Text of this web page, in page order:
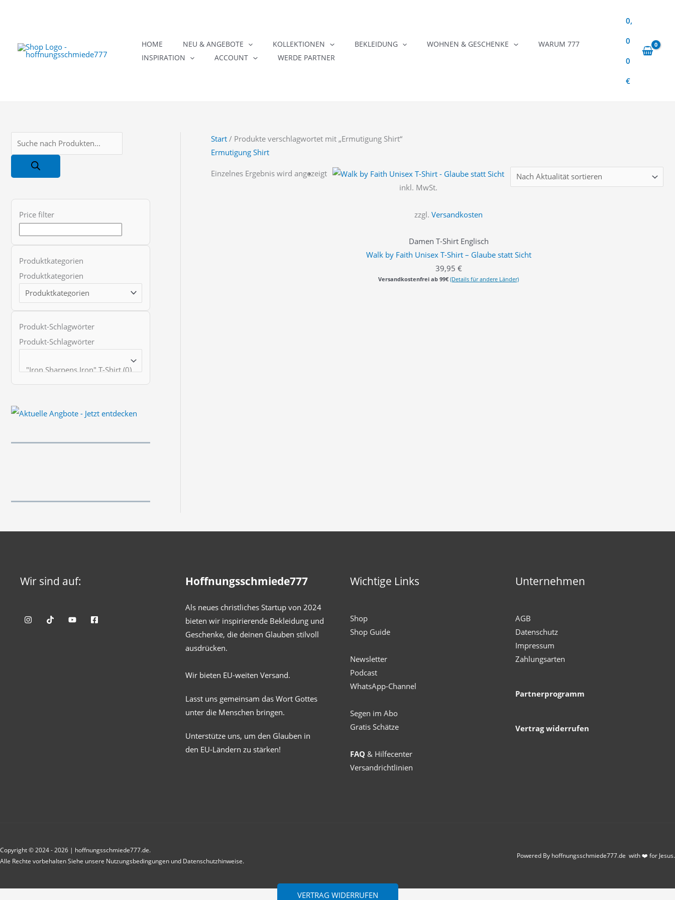
HOME NEU & ANGEBOTE KOLLEKTIONEN BEKLEIDUNG WOHNEN & GESCHENKE
WARUM 777
INSPIRATION
ACCOUNT WERDE PARTNER
0,
0
0
€
r
u
s
Price filter
Produktkategorien
Produktkategorien
Produkt-Schlagwörter
Produkt-Schlagwörter
Start / Produkte verschlagwortet mit „Ermutigung Shirt“
Ermutigung Shirt
Einzelnes Ergebnis wird angezeigt
inkl. MwSt.
zzgl. Versandkosten
Damen T-Shirt Englisch
Walk by Faith Unisex T-Shirt – Glaube statt Sicht
39,95 €
Versandkostenfrei ab 99€ (Details für andere Länder)
Wir sind auf: Hoffnungsschmiede777
Als neues christliches Startup von 2024
bieten wir inspirierende Bekleidung und
Geschenke, die deinen Glauben stilvoll
ausdrücken.
Wir bieten EU-weiten Versand.
Lasst uns gemeinsam das Wort Gottes
unter die Menschen bringen.
Unterstütze uns, um den Glauben in
den EU-Ländern zu stärken!
Wichtige Links
Shop
Shop Guide
Newsletter
Podcast
WhatsApp-Channel
Segen im Abo
Gratis Schätze
FAQ & Hilfecenter
Versandrichtlinien
Unternehmen
AGB
Datenschutz
Impressum
Zahlungsarten
Partnerprogramm
Vertrag widerrufen
Copyright © 2024 - 2026 | hoffnungsschmiede777.de.
Alle Rechte vorbehalten Siehe unsere Nutzungsbedingungen und Datenschutzhinweise.
Powered By hoffnungsschmiede777.de with ❤️ for Jesus.
VERTRAG WIDERRUFEN